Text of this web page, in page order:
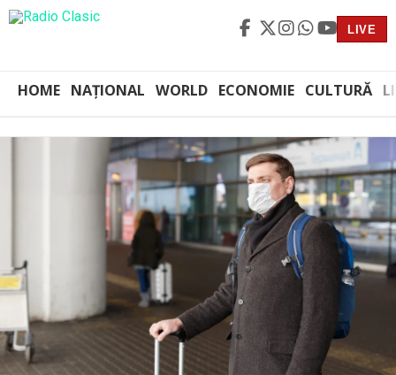
LIVE
HOME NAȚIONAL WORLD ECONOMIE CULTURĂ